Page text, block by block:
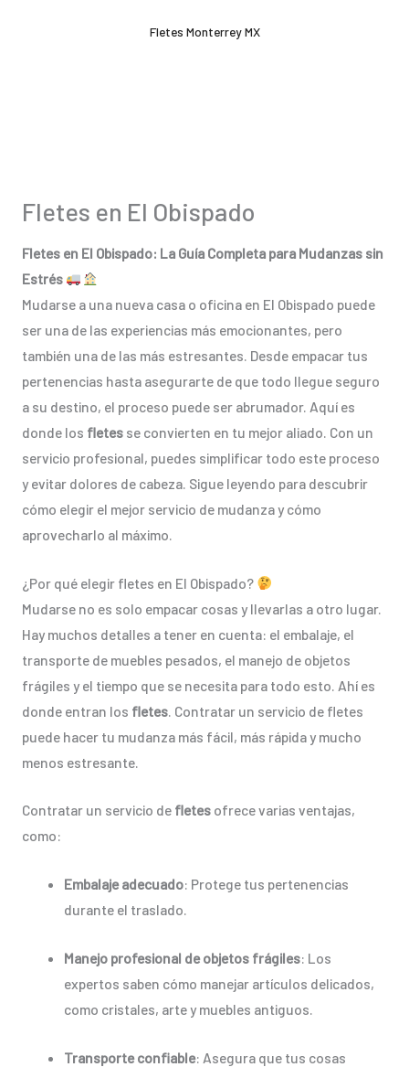
Fletes Monterrey MX
Fletes en El Obispado
Fletes en El Obispado: La Guía Completa para Mudanzas sin
Estrés
Mudarse a una nueva casa o oficina en El Obispado puede
ser una de las experiencias más emocionantes, pero
también una de las más estresantes. Desde empacar tus
pertenencias hasta asegurarte de que todo llegue seguro
a su destino, el proceso puede ser abrumador. Aquí es
donde los fletesse convierten en tu mejor aliado. Con un
servicio profesional, puedes simplificar todo este proceso
y evitar dolores de cabeza. Sigue leyendo para descubrir
cómo elegir el mejor servicio de mudanza y cómo
aprovecharlo al máximo.
¿Por qué elegir fletes en El Obispado?
Mudarse no es solo empacar cosas y llevarlas a otro lugar.
Hay muchos detalles a tener en cuenta: el embalaje, el
transporte de muebles pesados, el manejo de objetos
frágiles y el tiempo que se necesita para todo esto. Ahí es
donde entran los fletes. Contratar un servicio de fletes
puede hacer tu mudanza más fácil, más rápida y mucho
menos estresante.
Contratar un servicio de fletes ofrece varias ventajas,
como:
Embalaje adecuado: Protege tus pertenencias
durante el traslado.
Manejo profesional de objetos frágiles: Los
expertos saben cómo manejar artículos delicados,
como cristales, arte y muebles antiguos.
Transporte confiable: Asegura que tus cosas